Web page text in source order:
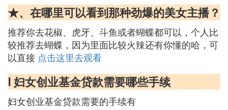
★、在哪里可以看到那种劲爆的美女主播？
推荐你去花椒、虎牙、斗鱼或者蝴蝶都可以，个人比
较推荐去蝴蝶，因为里面比较火辣还有你懂的哈，可
以直接 点击这里去观看
Ⅰ 妇女创业基金贷款需要哪些手续
妇女创业基金贷款需要的手续有